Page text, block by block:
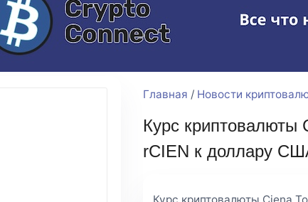
Главная / Новости
Курс криптовалюты
rCIEN к доллару